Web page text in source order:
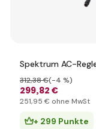
Spektrum AC-
299,82 €
312,38 €(-4 %)
251,95 € ohne MwSt
+ 299 Punkte